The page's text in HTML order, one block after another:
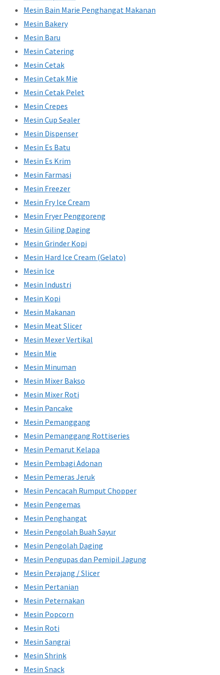
Mesin Bain Marie Penghangat Makanan
Mesin Bakery
Mesin Baru
Mesin Catering
Mesin Cetak
Mesin Cetak Mie
Mesin Cetak Pelet
Mesin Crepes
Mesin Cup Sealer
Mesin Dispenser
Mesin Es Batu
Mesin Es Krim
Mesin Farmasi
Mesin Freezer
Mesin Fry Ice Cream
Mesin Fryer Penggoreng
Mesin Giling Daging
Mesin Grinder Kopi
Mesin Hard Ice Cream (Gelato)
Mesin Ice
Mesin Industri
Mesin Kopi
Mesin Makanan
Mesin Meat Slicer
Mesin Mexer Vertikal
Mesin Mie
Mesin Minuman
Mesin Mixer Bakso
Mesin Mixer Roti
Mesin Pancake
Mesin Pemanggang
Mesin Pemanggang Rottiseries
Mesin Pemarut Kelapa
Mesin Pembagi Adonan
Mesin Pemeras Jeruk
Mesin Pencacah Rumput Chopper
Mesin Pengemas
Mesin Penghangat
Mesin Pengolah Buah Sayur
Mesin Pengolah Daging
Mesin Pengupas dan Pemipil Jagung
Mesin Perajang / Slicer
Mesin Pertanian
Mesin Peternakan
Mesin Popcorn
Mesin Roti
Mesin Sangrai
Mesin Shrink
Mesin Snack